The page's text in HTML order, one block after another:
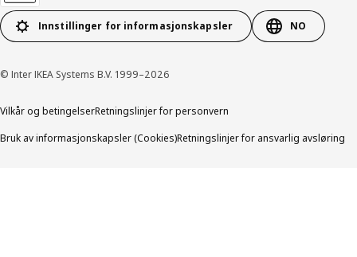
Innstillinger for informasjonskapsler NO
© Inter IKEA Systems B.V. 1999–2026
Vilkår og betingelserRetningslinjer for personvern
Bruk av informasjonskapsler (Cookies)Retningslinjer for ansvarlig avsløring